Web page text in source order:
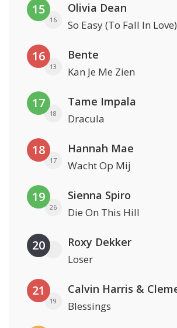
15
16
Olivia Dean
So Easy (To Fall In Love)
16
13
Bente
Kan Je Me Zien
17
18
Tame Impala
Dracula
18
17
Hannah Mae
Wacht Op Mij
19
26
Sienna Spiro
Die On This Hill
20 Roxy Dekker
Loser
21
19 Blessings